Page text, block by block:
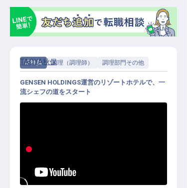
正社員 調理（調理師） 調理部門その他
日／寮・社宅あり／長期休暇取得OK
TAOYA秋保
GENSEN HOLDINGS運営のリゾートホテルで、一
流シェフの道をスタート